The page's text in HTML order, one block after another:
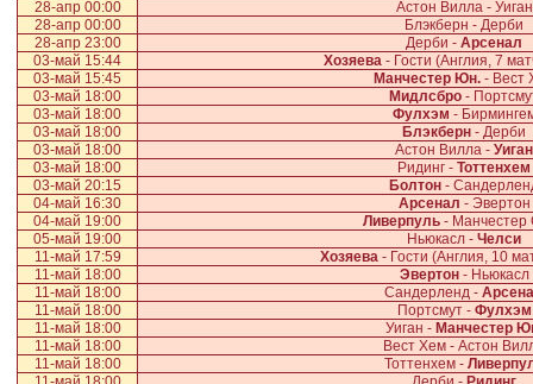
28-апр 00:00
Астон Вилла - Уиган
28-апр 00:00
Блэкберн - Дерби
28-апр 23:00
Дерби - Арсенал
03-май 15:44
Хозяева - Гости (Англия, 7
03-май 15:45
Манчестер Юн.- Вест
03-май 18:00
Мидлсбро -
03-май 18:00
Фулхэм -
03-май 18:00
Блэкберн - Дерби
03-май 18:00
Астон Вилла - Уиган
03-май 18:00
Ридинг - Тоттенхем
03-май 20:15
Болтон -
04-май 16:30
Арсенал - Эвертон
04-май 19:00
Ливерпуль - Манчестер
05-май 19:00
Ньюкасл - Челси
11-май 17:59
Хозяева - Гости (Англия, 10
11-май 18:00
Эвертон- Ньюкасл
11-май 18:00
Сандерленд -
11-май 18:00
Портсмут - Фулхэм
11-май 18:00
Уиган - Манчестер
11-май 18:00
Вест Хем - Астон
11-май 18:00
Тоттенхем -